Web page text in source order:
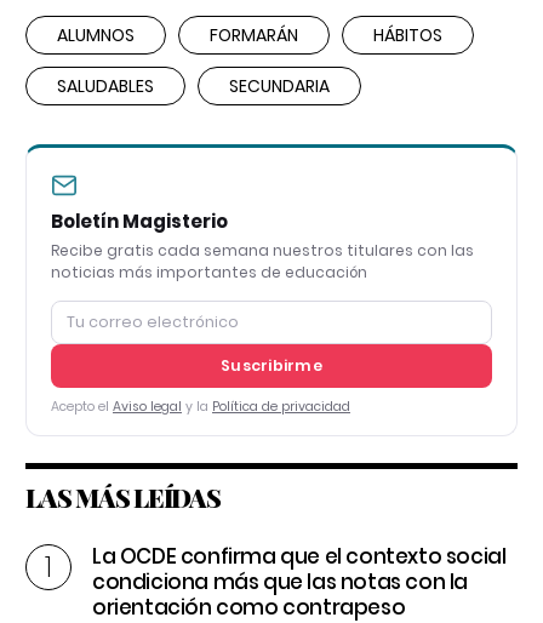
ALUMNOS FORMARÁN HÁBITOS
SALUDABLES SECUNDARIA
Boletín Magisterio
Recibe gratis cada semana nuestros titulares con las
noticias más importantes de educación
Suscribirme
Acepto el Aviso legal y la Política de privacidad
LAS MÁS LEÍDAS
La OCDE confirma que el contexto social
condiciona más que las notas con la
orientación como contrapeso